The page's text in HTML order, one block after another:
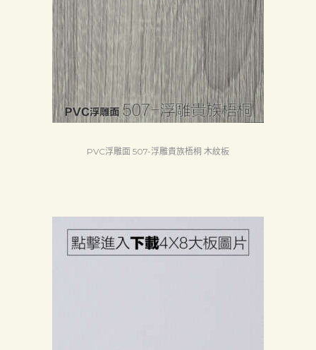
PVC浮雕面 507-浮雕貴族梧桐 木紋板